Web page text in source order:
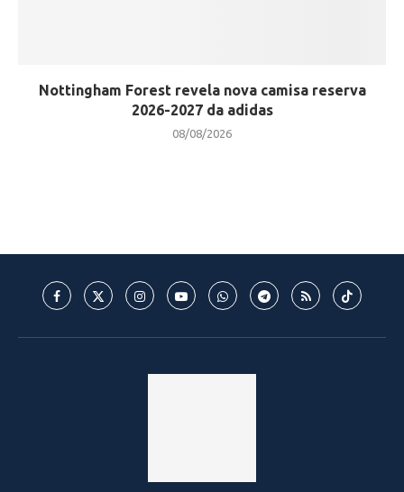
Nottingham Forest revela nova camisa reserva
2026-2027 da adidas
08/08/2026